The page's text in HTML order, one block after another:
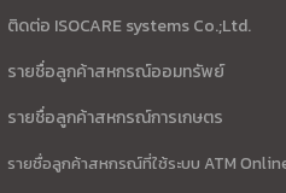
ติดต่อ ISOCARE systems Co.;Ltd.
รายชื่อลูกค้าสหกรณ์ออมทรัพย์
รายชื่อลูกค้าสหกรณ์การเกษตร
รายชื่อลูกค้าสหกรณ์ที่ใช้ระบบ ATM